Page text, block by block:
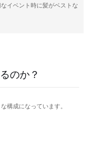
イベント時に髪がベストな
のか？
構成になっています。